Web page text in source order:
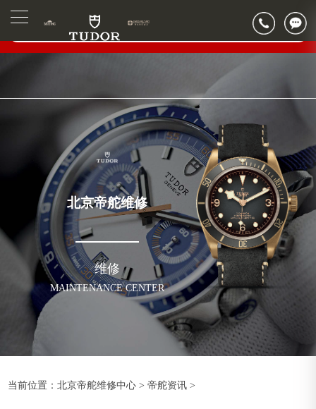
▲
▼
北京市朝阳区建国门外大街甲6号华熙国际中心写字楼D座11层1102室（需提前预约）
北京市东城区东长安街1号王府井东方广场W3座6层602室帝舵售后服务中心（需提前预约）
北京帝舵维修
维修
MAINTENANCE CENTER
当前位置：北京帝舵维修中心 >帝舵资讯 >